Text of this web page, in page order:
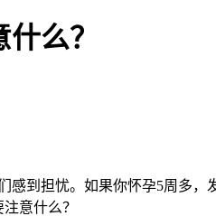
么？
担忧。如果你怀孕5周多，
意什么？